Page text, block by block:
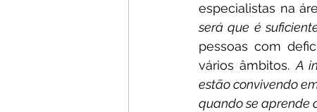
especialistas na
será que é
pessoas com
vários âmbitos. A
estão convivendo
quando se aprende